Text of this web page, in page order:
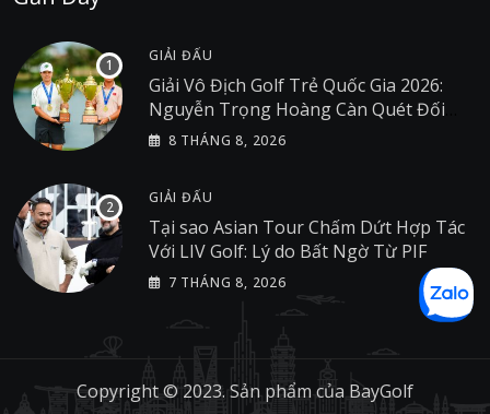
GIẢI ĐẤU
Giải Vô Địch Golf Trẻ Quốc Gia 2026:
Nguyễn Trọng Hoàng Càn Quét Đối
Thủ Tại Giải Golf Việt Nam
8 THÁNG 8, 2026
GIẢI ĐẤU
Tại sao Asian Tour Chấm Dứt Hợp Tác
Với LIV Golf: Lý do Bất Ngờ Từ PIF
7 THÁNG 8, 2026
Copyright © 2023. Sản phẩm của BayGolf